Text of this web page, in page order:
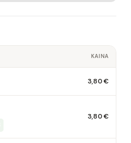
KAINA
3,80 €
3,80 €